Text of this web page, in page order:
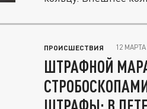
ПРОИСШЕСТВИЯ 12 МАРТА
ШТРАФНОЙ